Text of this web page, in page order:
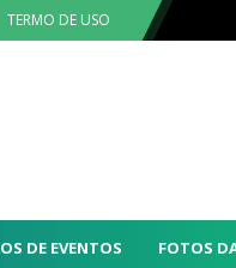
TERMO DE USO
DE EVENTOS FOTOS